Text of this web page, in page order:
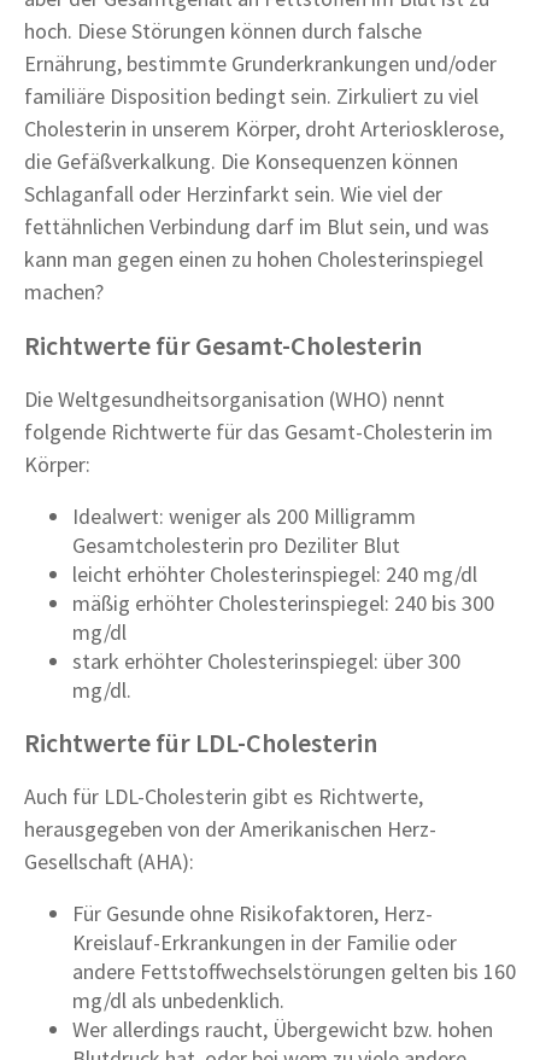
hoch. Diese Störungen können durch falsche
Ernährung, bestimmte Grunderkrankungen und/oder
familiäre Disposition bedingt sein. Zirkuliert zu viel
Cholesterin in unserem Körper, droht Arteriosklerose,
die Gefäßverkalkung. Die Konsequenzen können
Schlaganfall oder Herzinfarkt sein. Wie viel der
fettähnlichen Verbindung darf im Blut sein, und was
kann man gegen einen zu hohen Cholesterinspiegel
machen?
Richtwerte für Gesamt-Cholesterin
Die Weltgesundheitsorganisation (WHO) nennt
folgende Richtwerte für das Gesamt-Cholesterin im
Körper:
Idealwert: weniger als 200 Milligramm
Gesamtcholesterin pro Deziliter Blut
leicht erhöhter Cholesterinspiegel: 240 mg/dl
mäßig erhöhter Cholesterinspiegel: 240 bis 300
mg/dl
stark erhöhter Cholesterinspiegel: über 300
mg/dl.
Richtwerte für LDL-Cholesterin
Auch für LDL-Cholesterin gibt es Richtwerte,
herausgegeben von der Amerikanischen Herz-
Gesellschaft (AHA):
Für Gesunde ohne Risikofaktoren, Herz-
Kreislauf-Erkrankungen in der Familie oder
andere Fettstoffwechselstörungen gelten bis 160
mg/dl als unbedenklich.
Wer allerdings raucht, Übergewicht bzw. hohen